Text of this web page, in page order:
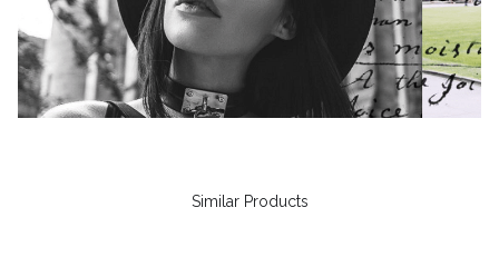
Similar Products